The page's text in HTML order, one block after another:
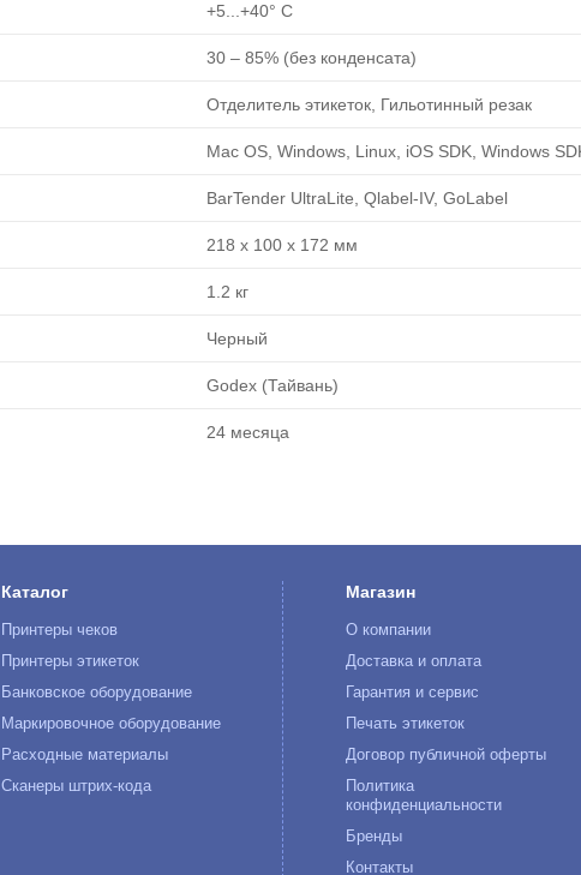
+5...+40° C
30 ‒ 85% (без конденсата)
Отделитель этикеток, Гильотинный резак
Mac OS, Windows, Linux, iOS SDK, Windows
BarTender UltraLite, Qlabel-IV, GoLabel
218 x 100 x 172 мм
1.2 кг
Черный
Godex (Тайвань)
24 месяца
Каталог
Принтеры чеков
Принтеры этикеток
Банковское оборудование
Маркировочное оборудование
Расходные материалы
Сканеры штрих-кода
Магазин
О компании
Доставка и оплата
Гарантия и сервис
Печать этикеток
Договор публичной оферты
Политика
конфиденциальности
Бренды
Контакты